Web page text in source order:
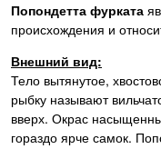
Попондетта фурката
происхождения и
Внешний вид:
Тело вытянутое,
рыбку называют
вверх. Окрас
гораздо ярче самок.